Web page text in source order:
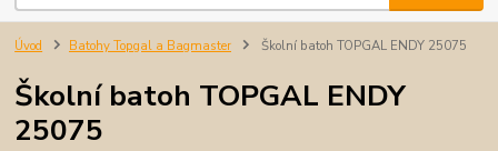
Úvod Batohy Topgal a Bagmaster Školní batoh TOPGAL ENDY 25075
Školní batoh TOPGAL ENDY
25075